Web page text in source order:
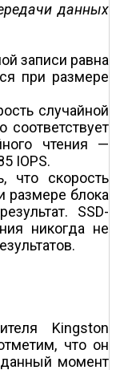
данных
записи равна
при размере
случайной
соответствует
чтения —
IOPS.
что скорость
размере блока
SSD-
никогда не
Kingston
что он
момент